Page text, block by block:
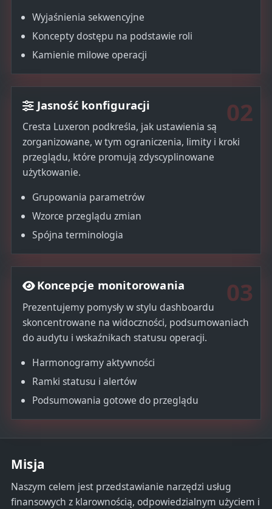
Wyjaśnienia sekwencyjne
Koncepty dostępu na podstawie roli
Kamienie milowe operacji
02
Jasność konfiguracji
Cresta Luxeron podkreśla, jak ustawienia są
zorganizowane, w tym ograniczenia, limity i kroki
przeglądu, które promują zdyscyplinowane
użytkowanie.
Grupowania parametrów
Wzorce przeglądu zmian
Spójna terminologia
03
Koncepcje monitorowania
Prezentujemy pomysły w stylu dashboardu
skoncentrowane na widoczności, podsumowaniach
do audytu i wskaźnikach statusu operacji.
Harmonogramy aktywności
Ramki statusu i alertów
Podsumowania gotowe do przeglądu
Misja
Naszym celem jest przedstawianie narzędzi usług
finansowych z klarownością, odpowiedzialnym użyciem i